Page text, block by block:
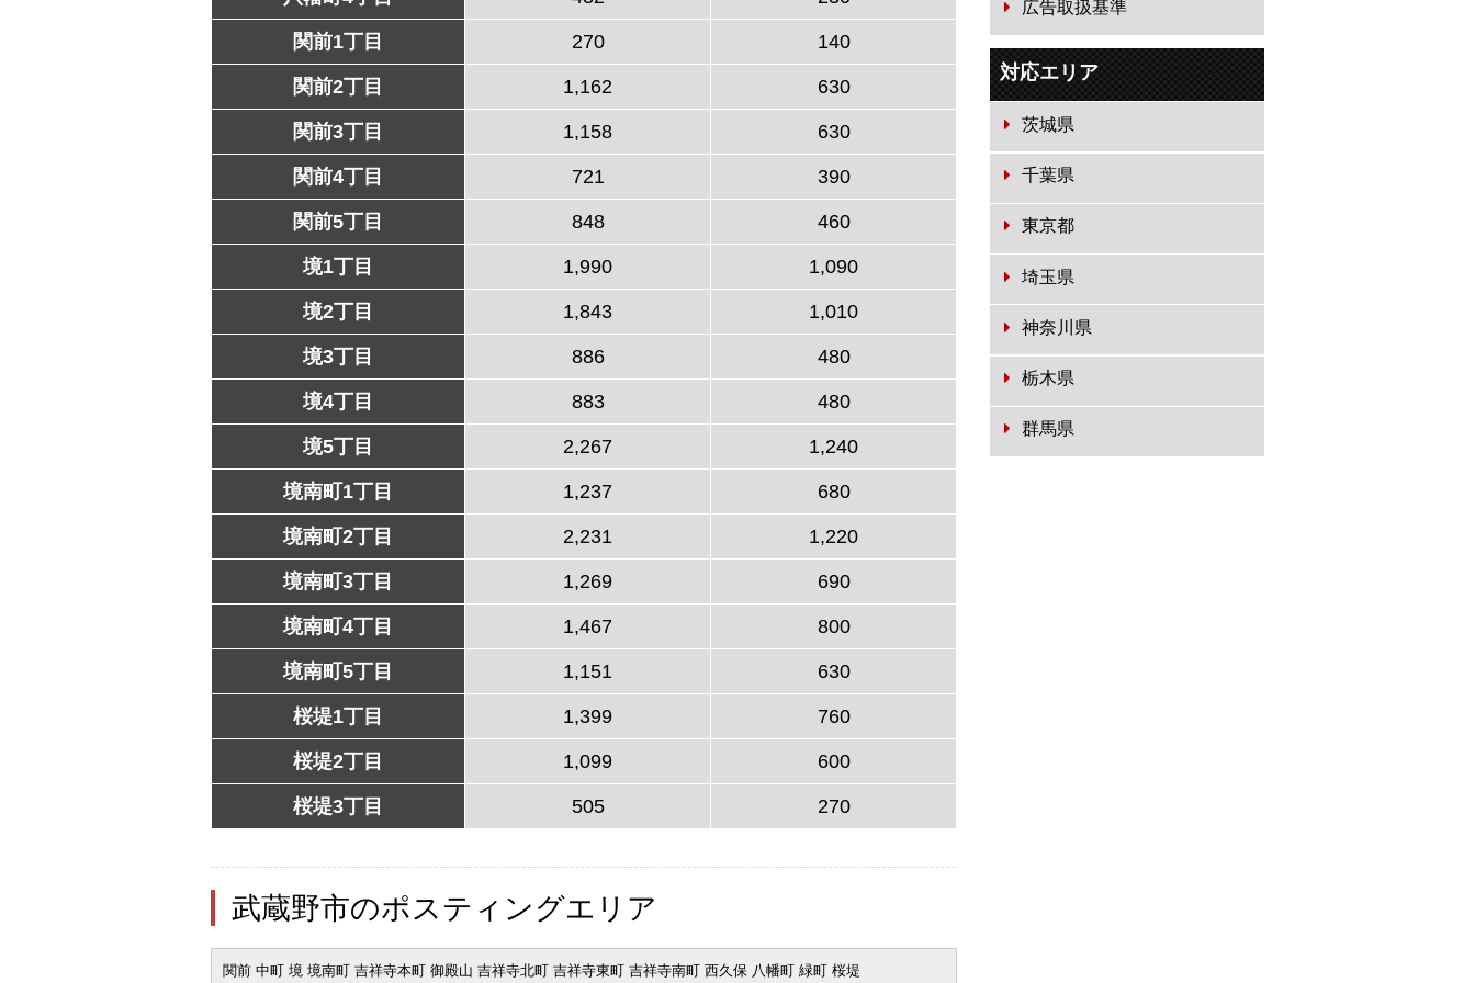
関前1丁目 270 140
関前2丁目 1,162 630
関前3丁目 1,158 630
関前4丁目 721 390
関前5丁目 848 460
境1丁目 1,990 1,090
境2丁目 1,843 1,010
境3丁目 886 480
境4丁目 883 480
境5丁目 2,267 1,240
境南町1丁目 1,237 680
境南町2丁目 2,231 1,220
境南町3丁目 1,269 690
境南町4丁目 1,467 800
境南町5丁目 1,151 630
桜堤1丁目 1,399 760
桜堤2丁目 1,099 600
桜堤3丁目 505 270
武蔵野市のポスティングエリア
関前 中町 境 境南町 吉祥寺本町 御殿山 吉祥寺北町 吉祥寺東町 吉祥寺南町 西久保 八幡町 緑町 桜堤
広告取扱基準
対応エリア
茨城県
千葉県
東京都
埼玉県
神奈川県
栃木県
群馬県